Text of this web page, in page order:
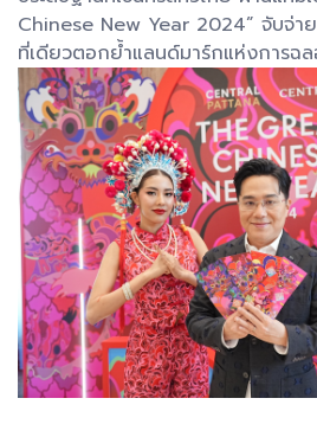
Chinese New Year 2024” จับจ่า
ที่เดียวตอกย้ำแลนด์มาร์กแห่งการฉ